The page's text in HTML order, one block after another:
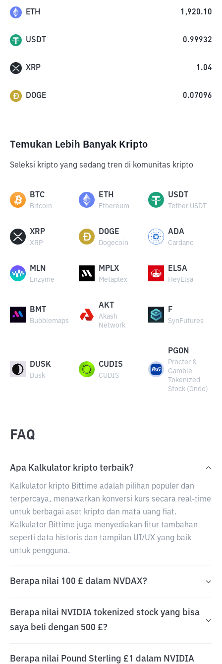
ETH 1,920.10
USDT 0.99932
XRP 1.04
DOGE 0.07096
Temukan Lebih Banyak Kripto
Seleksi kripto yang sedang tren di komunitas kripto
BTC
Bitcoin
ETH
Ethereum
USDT
Tether USDT
XRP
XRP
DOGE
Dogecoin
ADA
Cardano
MLN
Enzyme
MPLX
Metaplex
ELSA
HeyElsa
BMT
Bubblemaps
AKT
Akash
Network
F
SynFutures
DUSK
Dusk
CUDIS
CUDIS
PGON
Procter &
Gamble
Tokenized
Stock (Ondo)
FAQ
Apa Kalkulator kripto terbaik?
Kalkulator kripto Bittime adalah pilihan populer dan
terpercaya, menawarkan konversi kurs secara real-time
untuk berbagai aset kripto dan mata uang fiat.
Kalkulator Bittime juga menyediakan fitur tambahan
seperti data historis dan tampilan UI/UX yang baik
untuk pengguna.
Berapa nilai 100 £ dalam NVDAX?
Berapa nilai NVIDIA tokenized stock yang bisa
saya beli dengan 500 £?
Berapa nilai Pound Sterling £1 dalam NVIDIA